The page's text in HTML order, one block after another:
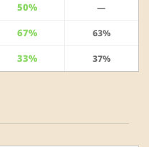
50% —
67% 63%
33% 37%